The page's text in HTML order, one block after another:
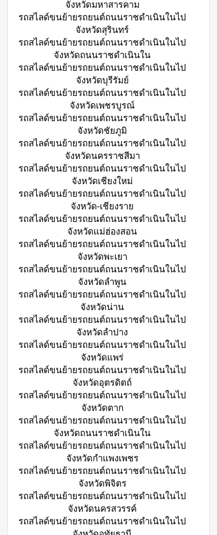
จังหวัดมหาสารคาม
รถสไลด์ขนย้ายรถยนต์ถนนราชดำเนินในไป
จังหวัดสุรินทร์
รถสไลด์ขนย้ายรถยนต์ถนนราชดำเนินในไป
จังหวัดถนนราชดำเนินใน
รถสไลด์ขนย้ายรถยนต์ถนนราชดำเนินในไป
จังหวัดบุรีรัมย์
รถสไลด์ขนย้ายรถยนต์ถนนราชดำเนินในไป
จังหวัดเพชรบูรณ์
รถสไลด์ขนย้ายรถยนต์ถนนราชดำเนินในไป
จังหวัดชัยภูมิ
รถสไลด์ขนย้ายรถยนต์ถนนราชดำเนินในไป
จังหวัดนครราชสีมา
รถสไลด์ขนย้ายรถยนต์ถนนราชดำเนินในไป
จังหวัดเชียงใหม่
รถสไลด์ขนย้ายรถยนต์ถนนราชดำเนินในไป
จังหวัด-เชียงราย
รถสไลด์ขนย้ายรถยนต์ถนนราชดำเนินในไป
จังหวัดแม่ฮ่องสอน
รถสไลด์ขนย้ายรถยนต์ถนนราชดำเนินในไป
จังหวัดพะเยา
รถสไลด์ขนย้ายรถยนต์ถนนราชดำเนินในไป
จังหวัดลำพูน
รถสไลด์ขนย้ายรถยนต์ถนนราชดำเนินในไป
จังหวัดน่าน
รถสไลด์ขนย้ายรถยนต์ถนนราชดำเนินในไป
จังหวัดลำปาง
รถสไลด์ขนย้ายรถยนต์ถนนราชดำเนินในไป
จังหวัดแพร่
รถสไลด์ขนย้ายรถยนต์ถนนราชดำเนินในไป
จังหวัดอุตรดิตถ์
รถสไลด์ขนย้ายรถยนต์ถนนราชดำเนินในไป
จังหวัดตาก
รถสไลด์ขนย้ายรถยนต์ถนนราชดำเนินในไป
จังหวัดถนนราชดำเนินใน
รถสไลด์ขนย้ายรถยนต์ถนนราชดำเนินในไป
จังหวัดกำแพงเพชร
รถสไลด์ขนย้ายรถยนต์ถนนราชดำเนินในไป
จังหวัดพิจิตร
รถสไลด์ขนย้ายรถยนต์ถนนราชดำเนินในไป
จังหวัดนครสวรรค์
รถสไลด์ขนย้ายรถยนต์ถนนราชดำเนินในไป